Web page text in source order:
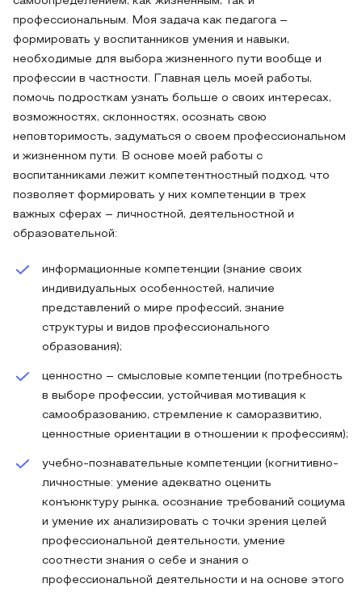
профессиональным. Моя задача как педагога –
формировать у воспитанников умения и навыки,
необходимые для выбора жизненного пути вообще и
профессии в частности. Главная цель моей работы,
помочь подросткам узнать больше о своих интересах,
возможностях, склонностях, осознать свою
неповторимость, задуматься о своем профессиональном
и жизненном пути. В основе моей работы с
воспитанниками лежит компетентностный подход, что
позволяет формировать у них компетенции в трех
важных сферах – личностной, деятельностной и
образовательной:
информационные компетенции (знание своих
индивидуальных особенностей, наличие
представлений о мире профессий, знание
структуры и видов профессионального
образования);
ценностно – смысловые компетенции (потребность
в выборе профессии, устойчивая мотивация к
самообразованию, стремление к саморазвитию,
ценностные ориентации в отношении к профессиям);
учебно-познавательные компетенции (когнитивно-
личностные: умение адекватно оценить
конъюнктуру рынка, осознание требований социума
и умение их анализировать с точки зрения целей
профессиональной деятельности, умение
соотнести знания о себе и знания о
профессиональной деятельности и на основе этого